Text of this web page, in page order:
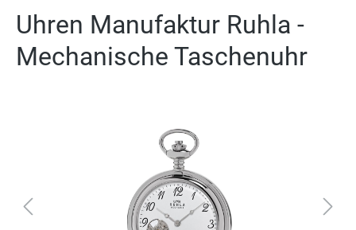
Uhren Manufaktur Ruhla -
Mechanische Taschenuhr